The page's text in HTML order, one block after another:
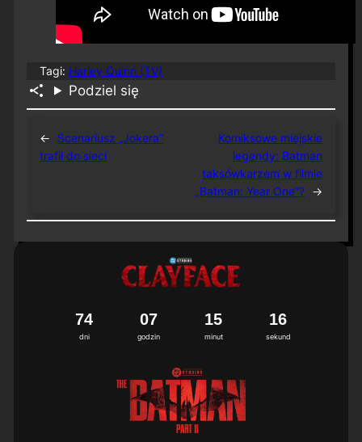
Tagi: Harley Quinn (TV)
Podziel się
←
Scenariusz „Jokera”
trafił do sieci
Komiksowe miejskie
legendy: Batman
taksówkarzem w filmie
„Batman: Year One”? →
dni
74
godzin
07
minut
15
sekund
16